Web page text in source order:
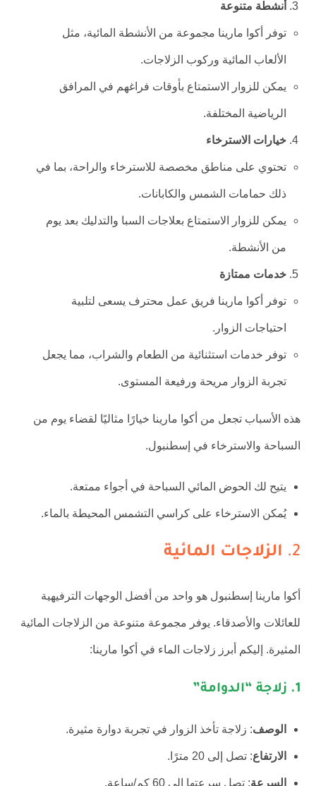
أنشطة متنوعة
توفر أكوا مارينا مجموعة من الأنشطة المائية، مثل
الألعاب المائية وركوب الزلاجات.
يمكن للزوار الاستمتاع بأوقات فراغهم في المرافق
الرياضية المختلفة.
خيارات الاسترخاء
تحتوي على مناطق مخصصة للاسترخاء والراحة، بما في
ذلك حمامات الشمس والكابانات.
يمكن للزوار الاستمتاع بعلاجات السبا والتدليك بعد يوم
من الأنشطة.
خدمات ممتازة
توفر أكوا مارينا فريق عمل محترف يسعى لتلبية
احتياجات الزوار.
توفر خدمات استثنائية من الطعام والشراب، مما يجعل
تجربة الزوار مريحة ورفيعة المستوى.
هذه الأسباب تجعل من أكوا مارينا خيارًا مثاليًا لقضاء يوم من
السباحة والاسترخاء في إسطنبول.
يتيح لك الحوض المائي السباحة في أجواء ممتعة.
يُمكن الاسترخاء على كراسي التشمس المحيطة بالماء.
2. الزلاجات المائية
أكوا مارينا إسطنبول هو واحد من أفضل الوجهات الترفيهية
للعائلات والأصدقاء. يوفر مجموعة متنوعة من الزلاجات المائية
المثيرة. إليكم أبرز زلاجات الماء في أكوا مارينا:
1. زلاجة “الدوامة”
الوصف: زلاجة تأخذ الزوار في تجربة دوارة مثيرة.
الارتفاع: تصل إلى 20 مترًا.
السرعة: تصل سرعتها إلى 60 كم/ساعة.